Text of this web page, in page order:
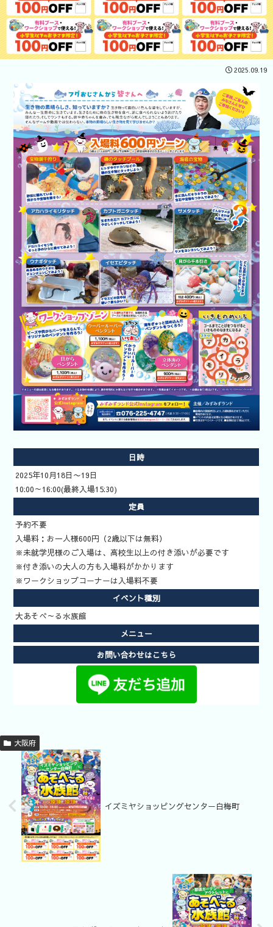
開催企業向
けはコチラ
あそべ～る
水族館
いきもの道
場
新着イベン
ト
イベント検
索
いきもの道
場予約方法
2025.09.19
日時
2025年10月18日〜19日
10:00～16:00(最終入場15:30)
定員
予約不要
入場料：お一人様600円（2歳以下は無料）
※未就学児様のご入場は、高校生以上の付き添いが必要です
※付き添いの大人の方も入場料がかかります
※ワークショップコーナーは入場料不要
イベント種別
大あそべ～る水族館
メニュー
お問い合わせはこちら
大阪府
イズミヤショッピングセンター白梅町